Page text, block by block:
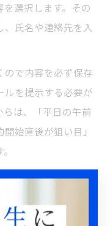
選択します。その
氏名や連絡先を入
ので内容を必ず保存
ルを提示する必要が
は、「平日の午前
始直後が狙い目」
窓口や電話での問
を取る方は、事前
です。万一、予約